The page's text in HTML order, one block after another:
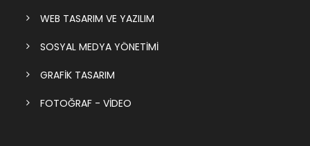
WEB TASARIM VE YAZILIM
SOSYAL MEDYA YÖNETİMİ
GRAFİK TASARIM
FOTOĞRAF - VİDEO